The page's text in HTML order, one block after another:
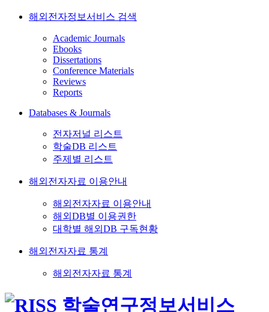
해외전자정보서비스 검색
Academic Journals
Ebooks
Dissertations
Conference Materials
Reviews
Reports
Databases & Journals
전자저널 리스트
학술DB 리스트
주제별 리스트
해외전자자료 이용안내
해외전자자료 이용안내
해외DB별 이용권한
대학별 해외DB 구독현황
해외전자자료 통계
해외전자자료 통계